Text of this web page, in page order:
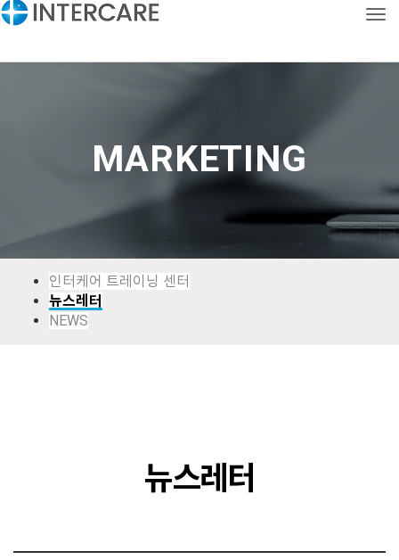
MARKETING
인터케어 트레이닝 센터
뉴스레터
NEWS
뉴스레터